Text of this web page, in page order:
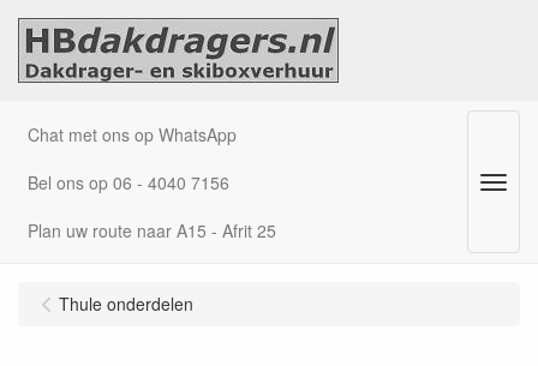
Chat met ons op WhatsApp
Bel ons op 06 - 4040 7156
Plan uw route naar A15 - Afrit 25
Menu
Thule onderdelen